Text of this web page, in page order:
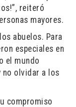
reiteró
mayores.
abuelos. Para
especiales en
el mundo
no olvidar a los
compromiso